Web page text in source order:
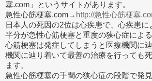
塞.com」というサイトがあります。
急性心筋梗塞.com→ http://急性心筋梗塞
日本人の死因の2位は心疾患で、心疾患
半分が急性心筋梗塞と重度の狭心症によ
心筋梗塞は発症してしまうと医療機関に
機関に辿り着いて最善の治療を行っても
ます。
急性心筋梗塞の手間の狭心症の段階で発